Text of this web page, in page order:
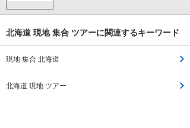
北海道 現地 集合 ツアーに関連するキーワード
現地 集合 北海道
北海道 現地 ツアー